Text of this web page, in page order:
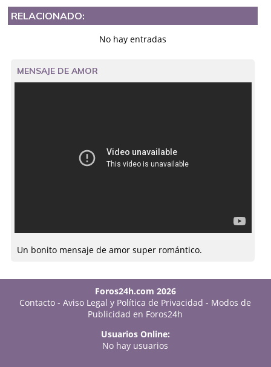
RELACIONADO:
No hay entradas
MENSAJE DE AMOR
Un bonito mensaje de amor super romántico.
Foros24h.com 2026
Contacto -Aviso Legal y Política de Privacidad - Modos de
Publicidad en Foros24h
Usuarios Online:
No hay usuarios